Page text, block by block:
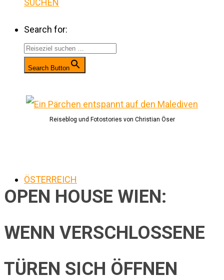
SUCHEN
Search for:
Search Button
Reiseblog und Fotostories von Christian Öser
ÖSTERREICH
OPEN HOUSE WIEN:
WENN VERSCHLOSSENE
TÜREN SICH ÖFFNEN